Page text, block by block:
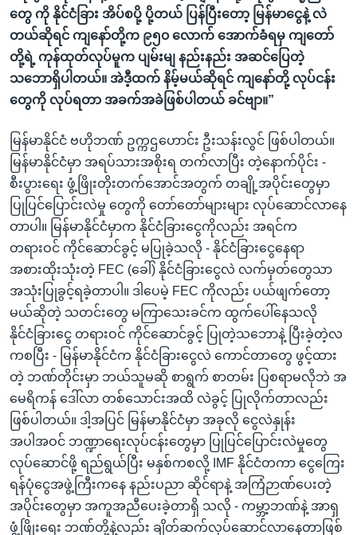
တွေ ကို နိုင်ငံခြား အိပ်စပို့ ပို့တယ် ပြန်ပြီးတော့ မြန်မာငွေနဲ့ လဲ
တယ်ဆိုရင် ကျနော်တို့က ၉၅၀ လောက် အောက်ခံရမှ ကျတော်
တို့ရဲ့ ကုန်ထုတ်လုပ်မူက ပျမ်းမျ နည်းနည်း အဆင်ပြေတဲ့
သဘောရှိပါတယ်။ အဲဒီ့ထက် နိမ့်မယ်ဆိုရင် ကျနော်တို့ လုပ်ငန်း
တွေကို လုပ်ရတာ အခက်အခဲဖြစ်ပါတယ် ခင်ဗျာ။”
မြန်မာနိုင်ငံ ဗဟိုဘဏ် ဥက္ကဌဟောင်း ဦးသန်းလွင် ဖြစ်ပါတယ်။
မြန်မာနိုင်ငံမှာ အရပ်သားအစိုးရ တက်လာပြီး တဲ့နောက်ပိုင်း -
စီးပွားရေး ဖွံ့ဖြိုးတိုးတက်အောင်အတွက် တချို့အပိုင်းတွေမှာ
ပြုပြင်ပြောင်းလဲမှု တွေကို တော်တော်များများ လုပ်ဆောင်လာနေ
တာပါ။ မြန်မာနိုင်ငံမှာက နိုင်ငံခြားငွေကိုလည်း အရင်က
တရားဝင် ကိုင်ဆောင်ခွင့် မပြုခဲ့သလို - နိုင်ငံခြားငွေနေရာ
အစားထိုးသုံးတဲ့ FEC (ခေါ်) နိုင်ငံခြားငွေလဲ လက်မှတ်တွေသာ
အသုံးပြုခွင့်ရခဲ့တာပါ။ ဒါပေမဲ့ FEC ကိုလည်း ပယ်ဖျက်တော့
မယ်ဆိုတဲ့ သတင်းတွေ မကြာသေးခင်က ထွက်ပေါ်နေသလို
နိုင်ငံခြားငွေ တရားဝင် ကိုင်ဆောင်ခွင့် ပြုတဲ့သဘောနဲ့ ပြီးခဲ့တဲ့လ
ကစပြီး - မြန်မာနိုင်ငံက နိုင်ငံခြားငွေလဲ ကောင်တာတွေ ဖွင့်ထား
တဲ့ ဘဏ်တိုင်းမှာ ဘယ်သူမဆို စာရွက် စာတမ်း ပြစရာမလိုဘဲ အ
မေရိကန် ဒေါ်လာ တစ်သောင်းအထိ လဲခွင့် ပြုလိုက်တာလည်း
ဖြစ်ပါတယ်။ ဒါ့အပြင် မြန်မာနိုင်ငံမှာ အခုလို ငွေလဲနှုန်း
အပါအဝင် ဘဏ္ဍာရေးလုပ်ငန်းတွေမှာ ပြုပြင်ပြောင်းလဲမှုတွေ
လုပ်ဆောင်ဖို့ ရည်ရွယ်ပြီး မနှစ်ကစလို့ IMF နိုင်ငံတကာ ငွေကြေး
ရန်ပုံငွေအဖွဲ့ကြီးကနေ နည်းပညာ ဆိုင်ရာနဲ့ အကြံဉာဏ်ပေးတဲ့
အပိုင်းတွေမှာ အကူအညီပေးခဲ့တာရှိ သလို - ကမ္ဘာ့ဘဏ်နဲ့ အာရှ
ဖွံ့ဖြိုးရေး ဘဏ်တို့နဲ့လည်း ချိတ်ဆက်လုပ်ဆောင်လာနေတာဖြစ်